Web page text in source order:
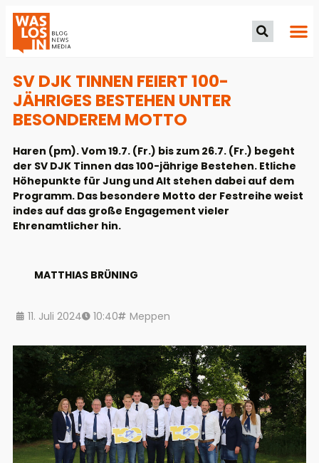
SV DJK TINNEN FEIERT 100-
JÄHRIGES BESTEHEN UNTER
BESONDEREM MOTTO
Haren (pm). Vom 19.7. (Fr.) bis zum 26.7. (Fr.) begeht
der SV DJK Tinnen das 100-jährige Bestehen. Etliche
Höhepunkte für Jung und Alt stehen dabei auf dem
Programm. Das besondere Motto der Festreihe weist
indes auf das große Engagement vieler
Ehrenamtlicher hin.
MATTHIAS BRÜNING
11. Juli 2024 10:40 Meppen